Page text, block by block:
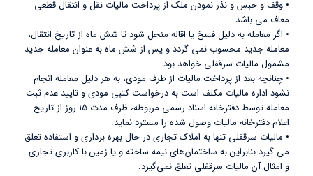
• وقف و حبس و نذر نمودن ملک از پرداخت مالیات نقل و انتقال قطعی
معاف می باشد.
• اگر معامله به دلیل فسخ یا اقاله منحل شود تا شش ماه از تاریخ انتقال،
معامله جدید محسوب نمی گردد و پس از شش ماه به عنوان معامله جدید
مشمول مالیات سرقفلی خواهد بود.
• چنانچه بعد از پرداخت مالیات از طرف مودی، به هر دلیل معامله انجام
نشود اداره مالیات مکلف است به درخواست کتبی مودی و تایید عدم ثبت
معامله توسط دفترخانه اسناد رسمی مربوطه، ظرف مدت ۱۵ روز از تاریخ
اعلام دفترخانه مالیات وصول شده را مسترد نماید.
• مالیات سرقفلی تنها به املاک تجاری در حال بهره ‌برداری و استفاده تعلق
می‌ گیرد بنابراین به ساختمان‌‌های نیمه ساخته و یا زمین با کاربری تجاری
و امثال آن مالیات سر‌قفلی تعلق نمی‌گیرد.